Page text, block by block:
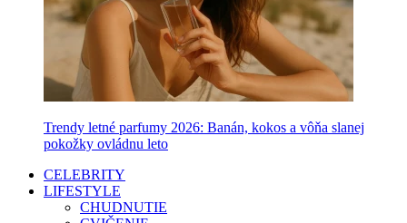
Trendy letné parfumy 2026: Banán, kokos a vôňa slanej
pokožky ovládnu leto
CELEBRITY
LIFESTYLE
CHUDNUTIE